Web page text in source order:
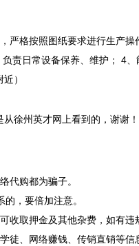
严格按照图纸要求进行生产
责日常设备保养、维护； 4
）
徐州英才网上看到的，谢谢！
代购都为骗子。
，要倍加注意。
收取押金及其他杂费，如有违
徒、网络赚钱、传销直销等信